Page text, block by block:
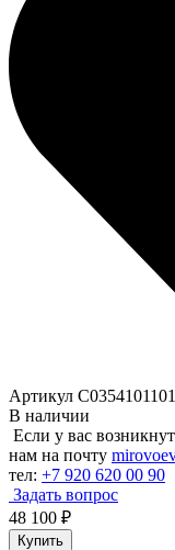
Артикул
В наличии
Если у вас
нам на почту
тел: +7 920 620 00 90
Задать вопрос
48 100 ₽
Купить